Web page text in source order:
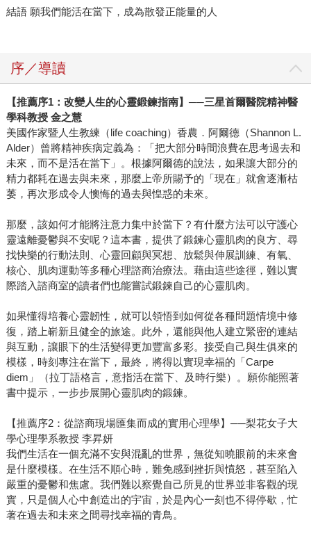
結語 願我們能活在當下，成為散發正能量的人
序／導讀
【推薦序1：改變人生的心靈鍛鍊指南】 ──三星首爾醫院精神醫
學科教授 金之慧
美國作家暨人生教練（life coaching）香農．阿爾德（Shannon L.
Alder）曾將精神疾病定義為：「把大部分時間浪費在思考過去和
未來，而不是活在當下」。根據阿爾德的說法，如果讓大部分的
精力都耗在過去與未來，那麼上帝所賜予的「現在」就會逐漸枯
萎，再次形成令人懊悔的過去與惶惑的未來。
那麼，該如何才能將注意力集中於當下？有什麼方法可以守護心
靈遠離憂鬱與不安呢？這本書，提供了鍛鍊心靈肌肉的良方、尋
找快樂的行動法則、心靈回顧與冥想、放鬆與伸展訓練、有氧、
核心、肌肉運動等多種心理諮商治療法。藉由這些途徑，難以實
際踏入諮商室的讀者們也能嘗試鍛鍊自己的心靈肌肉。
如果懂得培養心靈韌性，就可以領悟到如何從各種問題情境中修
復，踏上嶄新且健全的旅途。此外，還能與他人建立緊密的連結
與互動，讓眼下的生活變得更加豐富多彩。接受自己與生俱來的
模樣，時刻專注在當下，最終，將得以實現幸福的「Carpe
diem」（拉丁語格言，意指活在當下、及時行樂）。願你能照著
書中提示，一步步展開心靈肌肉的鍛鍊。
【推薦序2：從諮商現場匯集而成的實用心理學】──梨花女子大
學心理學系教授 李昇妍
我們生活在一個充滿不安與混亂的世界，無從知曉眼前的未來會
是什麼模樣。在生活不順心時，難免感到挫折與憤怒，甚至陷入
嚴重的憂鬱和焦慮。我們難以察覺自己所見的世界並非客觀的現
實，只是個人心中創造出的宇宙，於是內心一刻也不得停歇，忙
著在過去和未來之間尋找幸福的青鳥。